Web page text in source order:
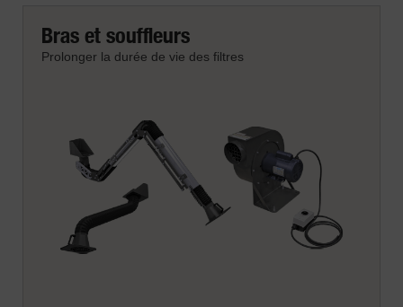
Bras et souffleurs
Prolonger la durée de vie des filtres